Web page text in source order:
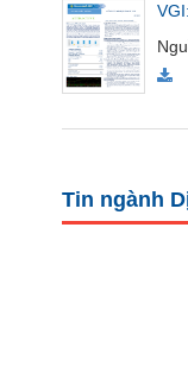
Tin ngành
TÀI
CHÍNH
NGHỆ
THÔNG